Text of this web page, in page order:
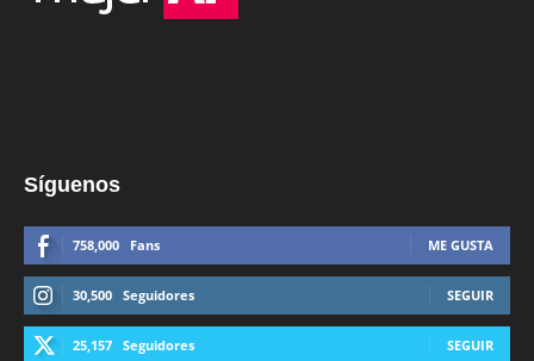
Síguenos
758,000 Fans ME GUSTA
30,500 Seguidores SEGUIR
25,157 Seguidores SEGUIR